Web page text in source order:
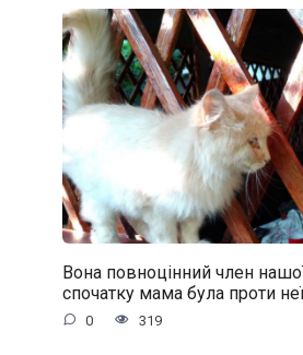
Вона повноцінний член
спочатку мама була проти
0 319